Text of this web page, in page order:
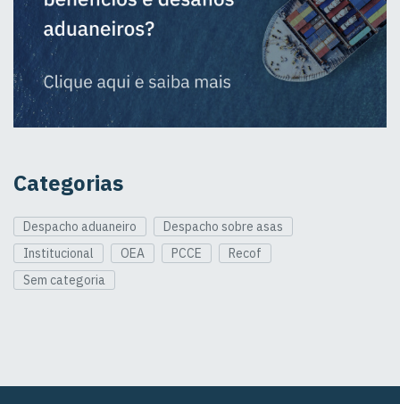
Categorias
Despacho aduaneiro
Despacho sobre asas
Institucional
OEA PCCE
Recof
Sem categoria